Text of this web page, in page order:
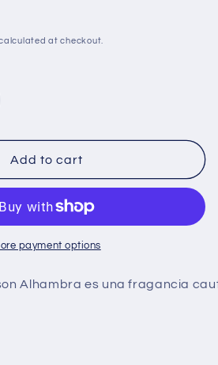
at checkout.
Add to cart
payment options
Alhambraes una fragancia